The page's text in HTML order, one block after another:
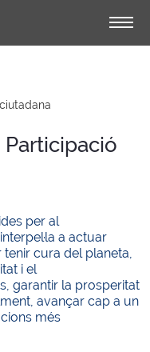
per al
a actuar
cura del planeta,
i el
garantir la prosperitat
avançar cap a un
més